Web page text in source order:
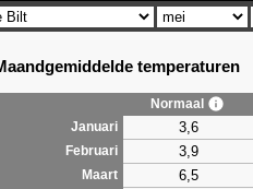
temperaturen
Normaal
Januari
3,6
Februari 3,9
Maart 6,5